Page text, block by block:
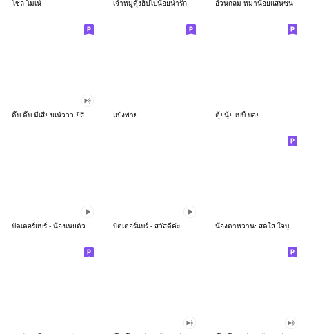
โซล โมเน่ เจ้าหมูดุ้งฮิปโปน้อยน่ารัก อ้วนกลม หมาน้อยแสนซน
แป้งพาย ตุ้ยนุ้ย เบบี้ บอย
บัตเตอร์แบร์ - สวัสดีค่ะ น้องตาหวาน: สดใส ใจบุญ (สีพาสเทล)